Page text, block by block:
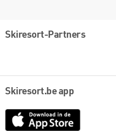
Skiresort-Partners
Skiresort.be app
App